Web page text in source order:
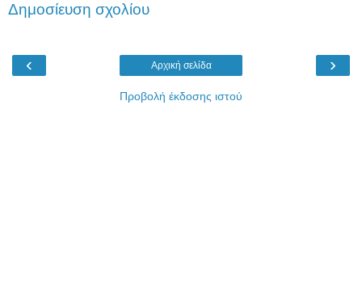
Δημοσίευση σχολίου
‹ ›
Αρχική σελίδα
Προβολή έκδοσης ιστού